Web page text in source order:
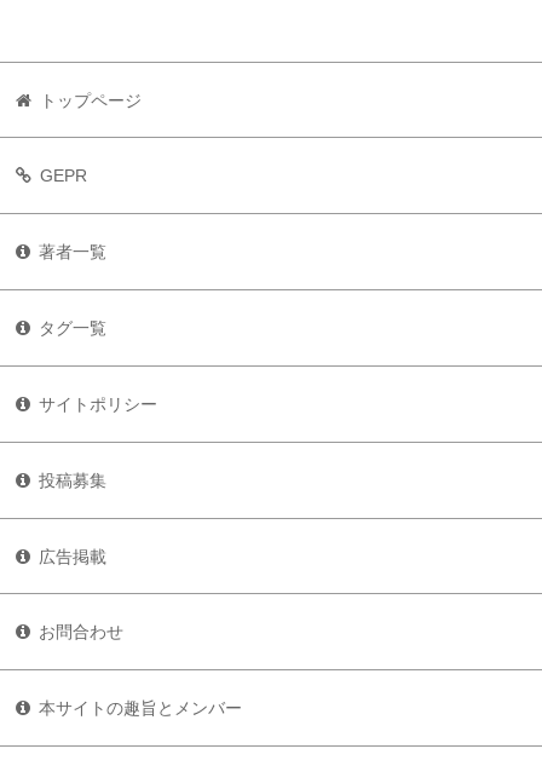
トップページ
GEPR
著者一覧
タグ一覧
サイトポリシー
投稿募集
広告掲載
お問合わせ
本サイトの趣旨とメンバー